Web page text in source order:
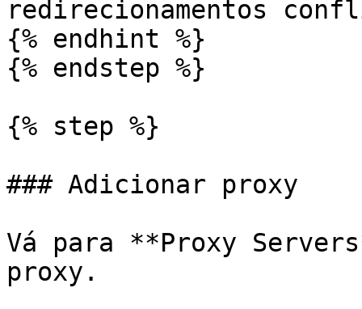
redirecionamentos
{% endhint %}
{% endstep %}
{% step %}
### Adicionar proxy
Vá para **Proxy
proxy.